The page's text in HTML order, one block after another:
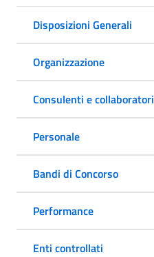
Disposizioni Generali
Organizzazione
Consulenti e collaboratori
Personale
Bandi di Concorso
Performance
Enti controllati